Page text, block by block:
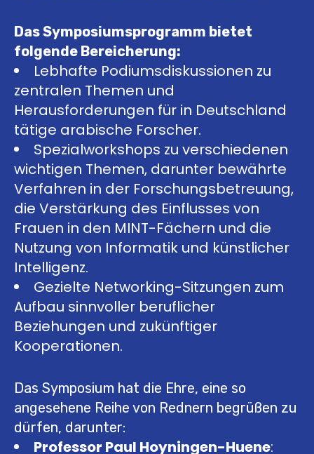
Das Symposiumsprogramm bietet
folgende Bereicherung:
Lebhafte Podiumsdiskussionen zu
zentralen Themen und
Herausforderungen für in Deutschland
tätige arabische Forscher.
Spezialworkshops zu verschiedenen
wichtigen Themen, darunter bewährte
Verfahren in der Forschungsbetreuung,
die Verstärkung des Einflusses von
Frauen in den MINT-Fächern und die
Nutzung von Informatik und künstlicher
Intelligenz.
Gezielte Networking-Sitzungen zum
Aufbau sinnvoller beruflicher
Beziehungen und zukünftiger
Kooperationen.
Das Symposium hat die Ehre, eine so
angesehene Reihe von Rednern begrüßen zu
dürfen, darunter:
Professor Paul Hoyningen-Huene: